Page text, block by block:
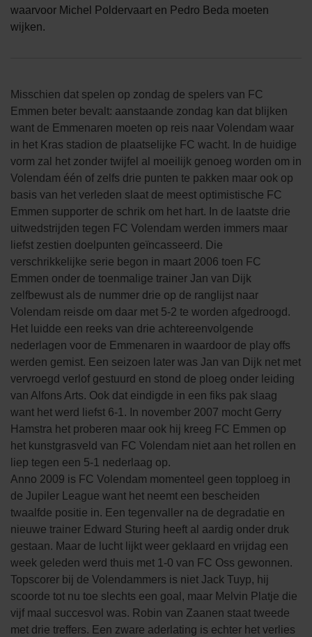
waarvoor Michel Poldervaart en Pedro Beda moeten
wijken.
Misschien dat spelen op zondag de spelers van FC
Emmen beter bevalt: aanstaande zondag kan dat blijken
want de Emmenaren moeten op reis naar Volendam waar
in het Kras stadion de plaatselijke FC wacht. In de huidige
vorm zal het zonder twijfel al moeilijk genoeg worden om in
Volendam één of zelfs drie punten te pakken maar ook op
basis van het verleden slaat de meest optimistische FC
Emmen supporter de schrik om het hart. In de laatste drie
uitwedstrijden tegen FC Volendam werden immers maar
liefst zestien doelpunten geïncasseerd. Die
verschrikkelijke serie begon in maart 2006 toen FC
Emmen onder de toenmalige trainer Jan van Dijk
zelfbewust als de nummer drie op de ranglijst naar
Volendam reisde om daar met 5-2 te worden afgedroogd.
Het luidde een reeks van drie achtereenvolgende
nederlagen voor de Emmenaren in waardoor de play offs
werden gemist. Een seizoen later was Jan van Dijk net met
vervroegd verlof gestuurd en stond de ploeg onder leiding
van Alfons Arts. Ook dat eindigde in een fiks pak slaag
want het werd liefst 6-1. In november 2007 mocht Gerry
Hamstra het proberen maar ook hij kreeg FC Emmen op
het kunstgrasveld van FC Volendam niet aan het rollen en
liep tegen een 5-1 nederlaag op.
Anno 2009 is FC Volendam momenteel geen topploeg in
de Jupiler League want het neemt een bescheiden
twaalfde positie in. Een tegenvaller na de degradatie en
nieuwe trainer Edward Sturing heeft al aardig onder druk
gestaan. Maar de lucht lijkt weer geklaard en vrijdag een
week geleden werd thuis met 1-0 van FC Oss gewonnen.
Topscorer bij de Volendammers is niet Jack Tuyp, hij
scoorde tot nu toe slechts een goal, maar Melvin Platje die
vijf maal succesvol was. Robin van Zaanen staat tweede
met drie treffers. Een zware aderlating is echter het verlies